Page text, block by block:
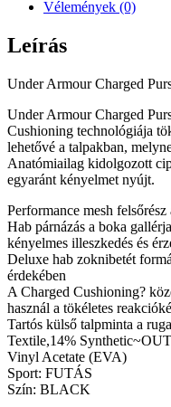
Vélemények (0)
Leírás
Under Armour Charged
Under Armour Charged
Cushioning technológiája
lehetővé a talpakban,
Anatómiailag kidolgozott
egyaránt kényelmet nyújt.
Performance mesh
Hab párnázás a boka
kényelmes illeszkedés és
Deluxe hab zoknibetét
érdekében
A Charged Cushioning?
használ a tökéletes
Tartós külső talpminta a
Textile,14%
Vinyl Acetate (EVA)
Sport: FUTÁS
Szín: BLACK